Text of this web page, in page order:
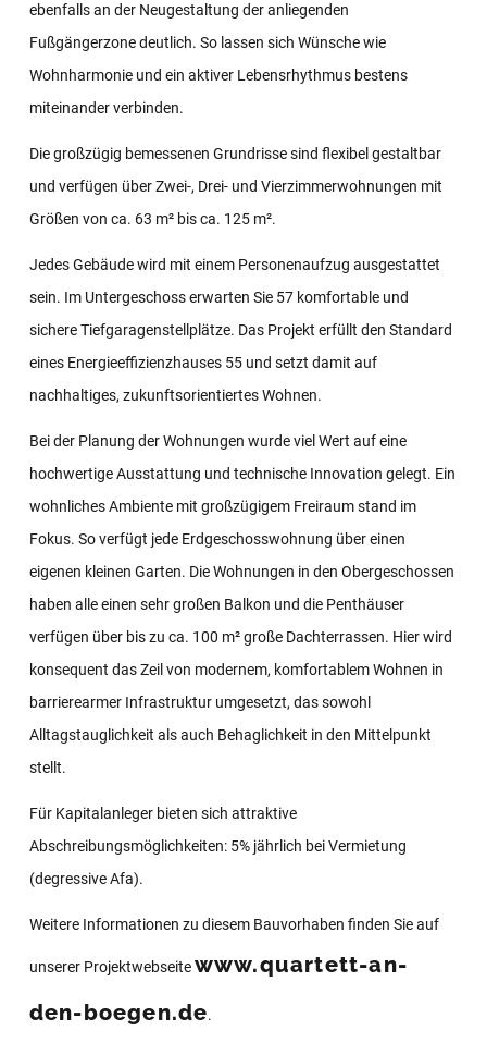
ebenfalls an der Neugestaltung der anliegenden
Fußgängerzone deutlich. So lassen sich Wünsche wie
Wohnharmonie und ein aktiver Lebensrhythmus bestens
miteinander verbinden.
Die großzügig bemessenen Grundrisse sind flexibel gestaltbar
und verfügen über Zwei-, Drei- und Vierzimmerwohnungen mit
Größen von ca. 63 m² bis ca. 125 m².
Jedes Gebäude wird mit einem Personenaufzug ausgestattet
sein. Im Untergeschoss erwarten Sie 57 komfortable und
sichere Tiefgaragenstellplätze. Das Projekt erfüllt den Standard
eines Energieeffizienzhauses 55 und setzt damit auf
nachhaltiges, zukunftsorientiertes Wohnen.
Bei der Planung der Wohnungen wurde viel Wert auf eine
hochwertige Ausstattung und technische Innovation gelegt. Ein
wohnliches Ambiente mit großzügigem Freiraum stand im
Fokus. So verfügt jede Erdgeschosswohnung über einen
eigenen kleinen Garten. Die Wohnungen in den Obergeschossen
haben alle einen sehr großen Balkon und die Penthäuser
verfügen über bis zu ca. 100 m² große Dachterrassen. Hier wird
konsequent das Zeil von modernem, komfortablem Wohnen in
barrierearmer Infrastruktur umgesetzt, das sowohl
Alltagstauglichkeit als auch Behaglichkeit in den Mittelpunkt
stellt.
Für Kapitalanleger bieten sich attraktive
Abschreibungsmöglichkeiten: 5% jährlich bei Vermietung
(degressive Afa).
Weitere Informationen zu diesem Bauvorhaben finden Sie auf
unserer Projektwebseitewww.quartett-an-
den-boegen.de.